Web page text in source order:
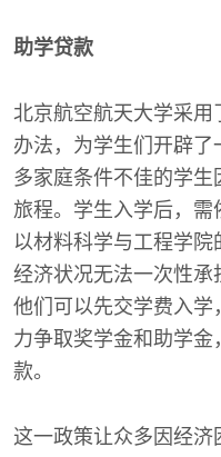
助学贷款
北京航空航天大学采
办法，为学生们开辟
多家庭条件不佳的学
旅程。学生入学后，需
以材料科学与工程学
经济状况无法一次性承
他们可以先交学费入
力争取奖学金和助学
款。
这一政策让众多因经济